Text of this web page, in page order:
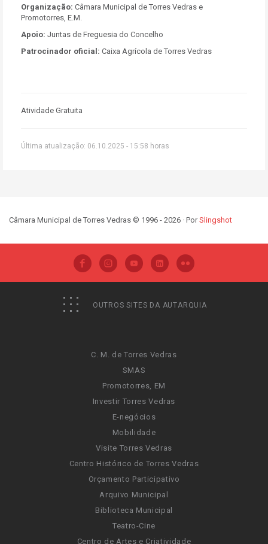
Organização: Câmara Municipal de Torres Vedras e
Promotorres, E.M.
Apoio: Juntas de Freguesia do Concelho
Patrocinador oficial: Caixa Agrícola de Torres Vedras
Atividade Gratuita
Última atualização: 06.10.2025 - 15:58 horas
Câmara Municipal de Torres Vedras © 1996 - 2026 · PorSlingshot
OUTROS SITES DA AUTARQUIA
C. M. de Torres Vedras
SMAS
Promotorres, EM
Investir Torres Vedras
E-negócios
Mobilidade
Visite Torres Vedras
Centro Histórico de Torres Vedras
Orçamento Participativo
Arquivo Municipal
Biblioteca Municipal
Teatro-Cine
Centro de Artes e Criatividade